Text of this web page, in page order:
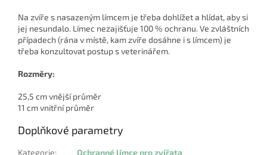
Na zvíře s nasazeným límcem je třeba dohlížet a hlídat, aby si
jej nesundalo. Límec nezajišťuje 100 % ochranu. Ve zvláštních
případech (rána v místě, kam zvíře dosáhne i s límcem) je
třeba konzultovat postup s veterinářem.
Rozměry:
25,5 cm vnější průměr
11 cm vnitřní průměr
Doplňkové parametry
Kategorie:
Ochranné límce pro zvířata